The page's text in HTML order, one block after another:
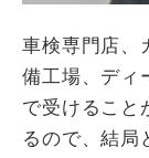
車検専門店、
備工場、ディ
で受けること
るので、結局